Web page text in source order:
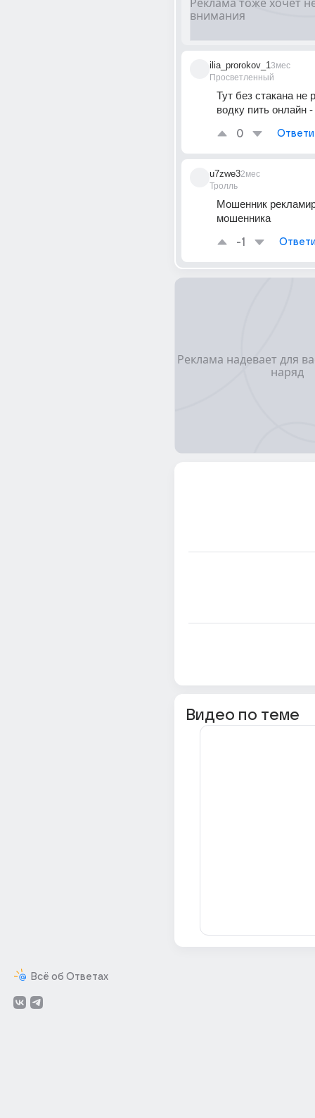
Всё об Ответах
ilia_prorokov_1
Просветленный
3мес
Тут без стакана не
водку пить онлайн
0
u7zwe3
Тролль
2мес
Мошенник
мошенника
-1
Видео по теме